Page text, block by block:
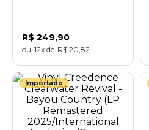
Importado
R$ 249,90
12 R$ 20 82
Importado